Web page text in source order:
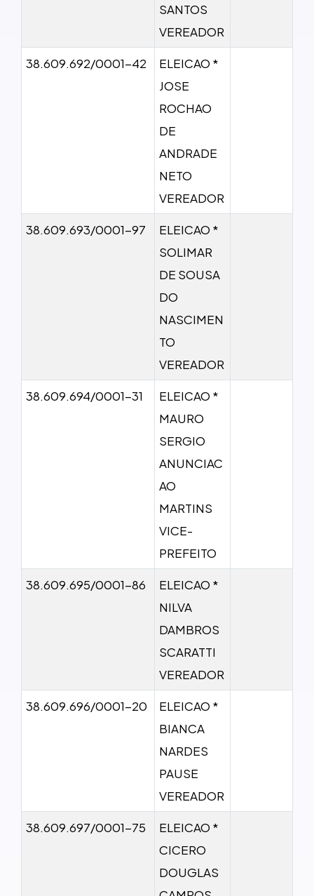
SANTOS
VEREADOR
38.609.692/0001-42
ELEICAO *
JOSE
ROCHAO
DE
ANDRADE
NETO
VEREADOR
38.609.693/0001-97
ELEICAO *
SOLIMAR
DE SOUSA
DO
NASCIMEN
TO
VEREADOR
38.609.694/0001-31
ELEICAO *
MAURO
SERGIO
ANUNCIAC
AO
MARTINS
VICE-
PREFEITO
38.609.695/0001-86
ELEICAO *
NILVA
DAMBROS
SCARATTI
VEREADOR
38.609.696/0001-20
ELEICAO *
BIANCA
NARDES
PAUSE
VEREADOR
38.609.697/0001-75
ELEICAO *
CICERO
DOUGLAS